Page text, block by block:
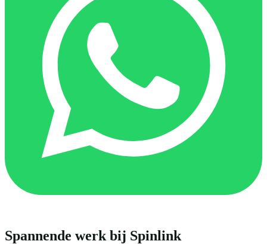
Spannende werk bij Spinlink